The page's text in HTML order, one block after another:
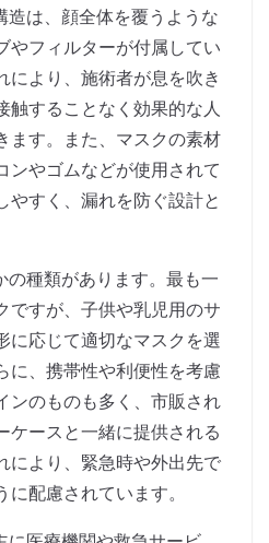
造は、顔全体を覆うような
やフィルターが付属してい
により、施術者が息を吹き
触することなく効果的な人
ます。また、マスクの素材
ンやゴムなどが使用されて
やすく、漏れを防ぐ設計と
の種類があります。最も一
ですが、子供や乳児用のサ
に応じて適切なマスクを選
に、携帯性や利便性を考慮
ンのものも多く、市販され
ケースと一緒に提供される
により、緊急時や外出先で
配慮されています。